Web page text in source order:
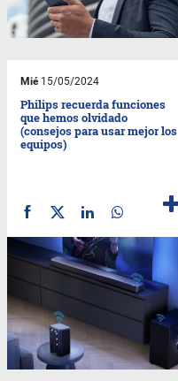
Mié15/05/2024
Philips recuerda funciones
que hemos olvidado
(consejos para usar mejor los
equipos)